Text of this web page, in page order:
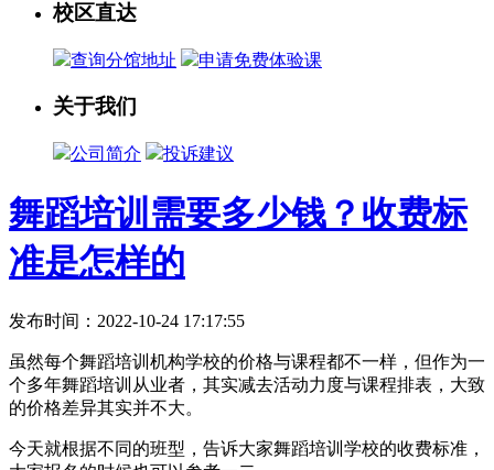
校区直达
查询分馆地址 申请免费体验课
关于我们
公司简介 投诉建议
舞蹈培训需要多少钱？收费标
准是怎样的
发布时间：2022-10-24 17:17:55
虽然每个舞蹈培训机构学校的价格与课程都不一样，但作为一
个多年舞蹈培训从业者，其实减去活动力度与课程排表，大致
的价格差异其实并不大。
今天就根据不同的班型，告诉大家舞蹈培训学校的收费标准，